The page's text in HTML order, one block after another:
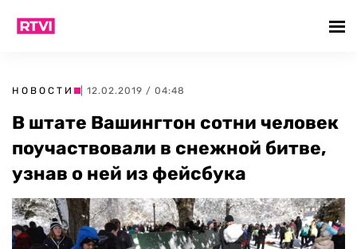
НОВОСТИ | 12.02.2019 / 04:48
В штате Вашингтон сотни человек
поучаствовали в снежной битве,
узнав о ней из фейсбука